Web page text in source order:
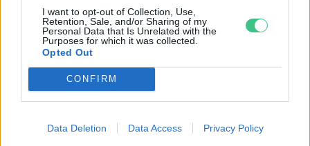
I want to opt-out of Collection, Use,
Retention, Sale, and/or Sharing of my
Personal Data that Is Unrelated with the
Purposes for which it was collected.
Opted Out
CONFIRM
Data Deletion Data Access Privacy Policy
Veszélyben a vándormadarak
pihenőhelye